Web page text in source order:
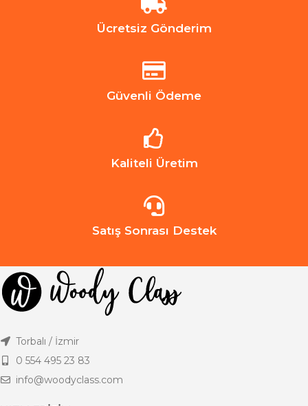
Ücretsiz Gönderim
Güvenli Ödeme
Kaliteli Üretim
Satış Sonrası Destek
Torbalı / İzmir
0 554 495 23 83
info@woodyclass.com